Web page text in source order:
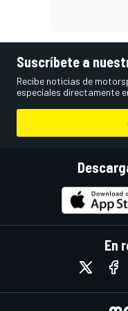
Suscríbete a
Recibe noticias de
especiales directamente
En